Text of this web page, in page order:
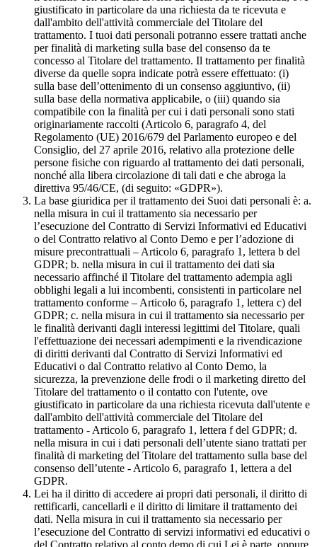
giustificato in particolare da una richiesta da te ricevuta e
dall'ambito dell'attività commerciale del Titolare del
trattamento. I tuoi dati personali potranno essere trattati anche
per finalità di marketing sulla base del consenso da te
concesso al Titolare del trattamento. Il trattamento per finalità
diverse da quelle sopra indicate potrà essere effettuato: (i)
sulla base dell’ottenimento di un consenso aggiuntivo, (ii)
sulla base della normativa applicabile, o (iii) quando sia
compatibile con la finalità per cui i dati personali sono stati
originariamente raccolti (Articolo 6, paragrafo 4, del
Regolamento (UE) 2016/679 del Parlamento europeo e del
Consiglio, del 27 aprile 2016, relativo alla protezione delle
persone fisiche con riguardo al trattamento dei dati personali,
nonché alla libera circolazione di tali dati e che abroga la
direttiva 95/46/CE, (di seguito: «GDPR»).
La base giuridica per il trattamento dei Suoi dati personali è: a.
nella misura in cui il trattamento sia necessario per
l’esecuzione del Contratto di Servizi Informativi ed Educativi
o del Contratto relativo al Conto Demo e per l’adozione di
misure precontrattuali – Articolo 6, paragrafo 1, lettera b del
GDPR; b. nella misura in cui il trattamento dei dati sia
necessario affinché il Titolare del trattamento adempia agli
obblighi legali a lui incombenti, consistenti in particolare nel
trattamento conforme – Articolo 6, paragrafo 1, lettera c) del
GDPR; c. nella misura in cui il trattamento sia necessario per
le finalità derivanti dagli interessi legittimi del Titolare, quali
l'effettuazione dei necessari adempimenti e la rivendicazione
di diritti derivanti dal Contratto di Servizi Informativi ed
Educativi o dal Contratto relativo al Conto Demo, la
sicurezza, la prevenzione delle frodi o il marketing diretto del
Titolare del trattamento o il contatto con l'utente, ove
giustificato in particolare da una richiesta ricevuta dall'utente e
dall'ambito dell'attività commerciale del Titolare del
trattamento - Articolo 6, paragrafo 1, lettera f del GDPR; d.
nella misura in cui i dati personali dell’utente siano trattati per
finalità di marketing del Titolare del trattamento sulla base del
consenso dell’utente - Articolo 6, paragrafo 1, lettera a del
GDPR.
Lei ha il diritto di accedere ai propri dati personali, il diritto di
rettificarli, cancellarli e il diritto di limitare il trattamento dei
dati. Nella misura in cui il trattamento sia necessario per
l’esecuzione del Contratto di servizi informativi ed educativi o
del Contratto relativo al conto demo di cui Lei è parte, oppure